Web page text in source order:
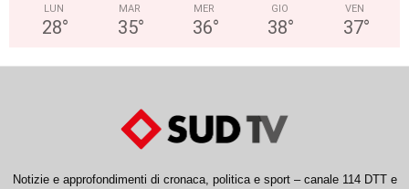
LUN
28°
MAR
35°
MER
36°
GIO
38°
VEN
37°
Notizie e approfondimenti di cronaca, politica e sport – canale 114 DTT e